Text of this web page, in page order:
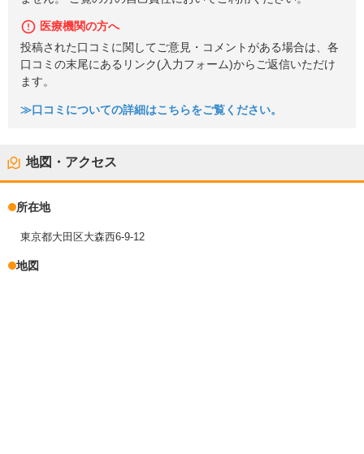
医療機関の方へ
投稿された口コミに関してご意見・コメントがある場合は、各
口コミの末尾にあるリンク(入力フォーム)からご返信いただけ
ます。
≫口コミについての詳細はこちらをご覧ください。
地図・アクセス
所在地
東京都大田区大森西6-9-12
地図